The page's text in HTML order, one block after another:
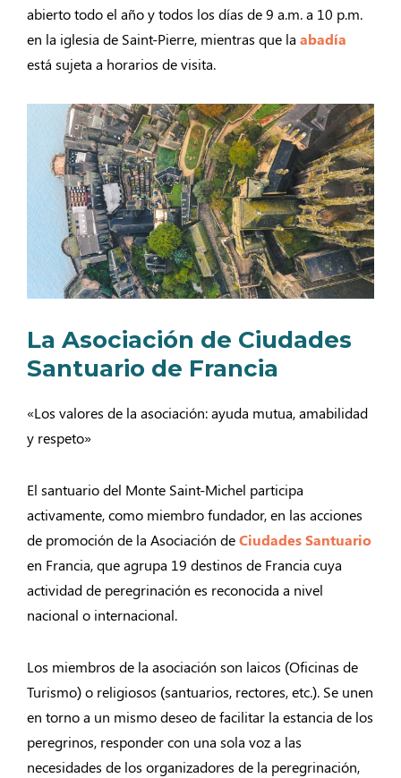
abierto todo el año y todos los días de 9 a.m. a 10 p.m.
en la iglesia de Saint-Pierre, mientras que la abadía
está sujeta a horarios de visita.
La Asociación de Ciudades
Santuario de Francia
«Los valores de la asociación: ayuda mutua, amabilidad
y respeto»
El santuario del Monte Saint-Michel participa
activamente, como miembro fundador, en las acciones
de promoción de la Asociación deCiudades Santuario
en Francia, que agrupa 19 destinos de Francia cuya
actividad de peregrinación es reconocida a nivel
nacional o internacional.
Los miembros de la asociación son laicos (Oficinas de
Turismo) o religiosos (santuarios, rectores, etc.). Se unen
en torno a un mismo deseo de facilitar la estancia de los
peregrinos, responder con una sola voz a las
necesidades de los organizadores de la peregrinación,